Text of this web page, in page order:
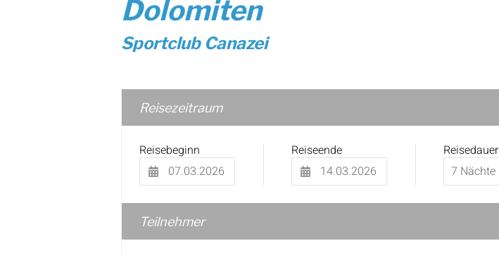
Dolomiten
Sportclub Canazei
Reisezeitraum
Reisebeginn Reiseende Reisedauer
Teilnehmer